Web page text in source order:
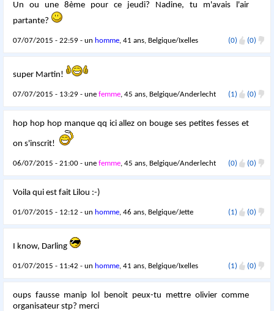
Un ou une 8ème pour ce jeudi? Nadine, tu m'avais l'air
partante?
07/07/2015 - 22:59 - un homme, 41 ans, Belgique/Ixelles (0) (0)
super Martin!
07/07/2015 - 13:29 - unefemme, 45 ans, Belgique/Anderlecht (1) (0)
hop hop hop manque qq ici allez on bouge ses petites fesses et
on s'inscrit!
06/07/2015 - 21:00 - unefemme, 45 ans, Belgique/Anderlecht (0) (0)
Voila qui est fait Lilou :-)
01/07/2015 - 12:12 - un homme, 46 ans, Belgique/Jette (1) (0)
I know, Darling
01/07/2015 - 11:42 - un homme, 41 ans, Belgique/Ixelles (1) (0)
oups fausse manip lol benoit peux-tu mettre olivier comme
organisateur stp? merci